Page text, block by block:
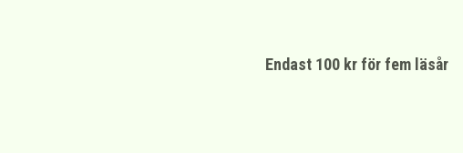
Endast 100 kr för fem läsår